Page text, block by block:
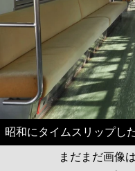
昭和にタイムスリップし
まだまだ画像